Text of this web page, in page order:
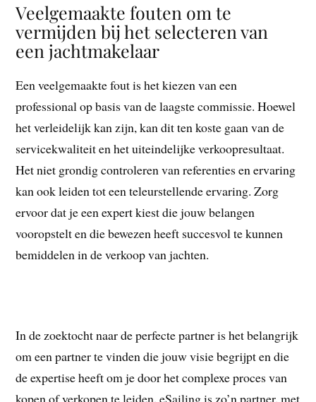
Veelgemaakte fouten om te
vermijden bij het selecteren van
een jachtmakelaar
Een veelgemaakte fout is het kiezen van een
professional op basis van de laagste commissie. Hoewel
het verleidelijk kan zijn, kan dit ten koste gaan van de
servicekwaliteit en het uiteindelijke verkoopresultaat.
Het niet grondig controleren van referenties en ervaring
kan ook leiden tot een teleurstellende ervaring. Zorg
ervoor dat je een expert kiest die jouw belangen
vooropstelt en die bewezen heeft succesvol te kunnen
bemiddelen in de verkoop van jachten.
In de zoektocht naar de perfecte partner is het belangrijk
om een partner te vinden die jouw visie begrijpt en die
de expertise heeft om je door het complexe proces van
kopen of verkopen te leiden. eSailing is zo’n partner, met